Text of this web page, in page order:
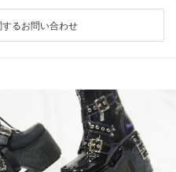
するお問い合わせ